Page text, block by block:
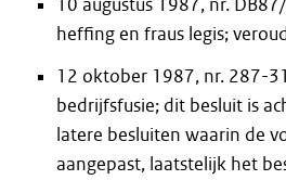
10 augustus 1987, nr.
heffing en fraus legis;
12 oktober 1987, nr. 287-
bedrijfsfusie; dit besluit is
latere besluiten waarin de
aangepast, laatstelijk het